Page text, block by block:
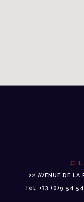
22 AVENUE DE LA
Tél: +33 (0)9 54 54